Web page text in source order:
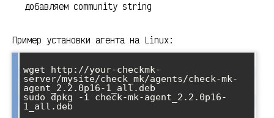
добавляем community string
Пример установки агента на Linux:
wget http://your-checkmk-
server/mysite/check_mk/agents/check-mk-
agent_2.2.0p16-1_all.deb
sudo dpkg -i check-mk-agent_2.2.0p16-
1_all.deb